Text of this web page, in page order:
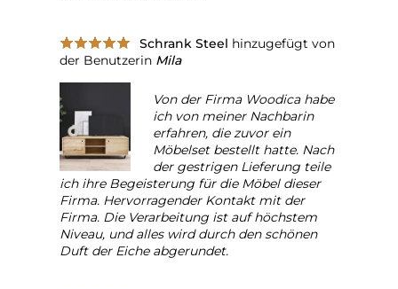
Schrank Steel hinzugefügt von
der Benutzerin Mila
Von der Firma Woodica habe
ich von meiner Nachbarin
erfahren, die zuvor ein
Möbelset bestellt hatte. Nach
der gestrigen Lieferung teile
ich ihre Begeisterung für die Möbel dieser
Firma. Hervorragender Kontakt mit der
Firma. Die Verarbeitung ist auf höchstem
Niveau, und alles wird durch den schönen
Duft der Eiche abgerundet.